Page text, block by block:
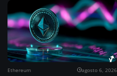
Ethereum agosto 6, 2026